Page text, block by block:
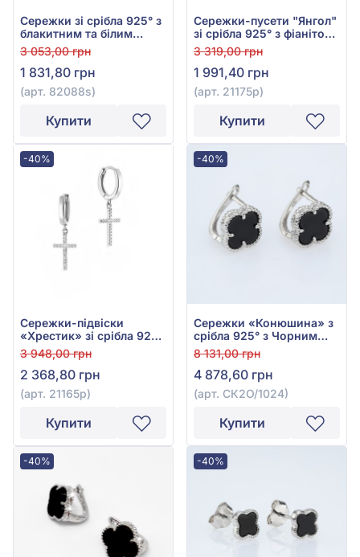
Сережки зі срібла 925° з
блакитним та білим
фіанітом/куб.цирконієм,
арт. 82088s
3 053,00 грн
1 831,80 грн
(арт. 82088s)
Купити
Сережки-пусети "Янгол"
зі срібла 925° з фіанітом/
куб.цирконієм, арт.
21175р
3 319,00 грн
1 991,40 грн
(арт. 21175р)
Купити
-40%
Сережки-підвіски
«Хрестик» зі срібла 925°
з фіанітами/
куб.цирконієм, арт.
21165р
3 948,00 грн
2 368,80 грн
(арт. 21165р)
Купити
-40%
Сережки «Конюшина» з
срібла 925° з Чорним
Оніксом, арт. СК2О/1024
8 131,00 грн
4 878,60 грн
(арт. СК2О/1024)
Купити
-40% -40%